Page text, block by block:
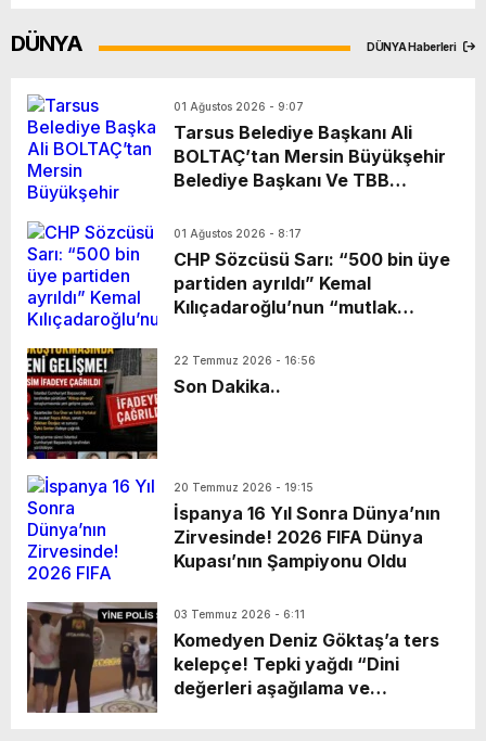
DÜNYA DÜNYA Haberleri
01 Ağustos 2026 - 9:07
Tarsus Belediye Başkanı Ali
BOLTAÇ’tan Mersin Büyükşehir
Belediye Başkanı Ve TBB
Etti Yapılan Paylaşımda; Türkiye
Belediyeler Birliği Başkanı ve
Mersin Büyükşehir Belediye
Başkanımız Sayın Vahap Seçer’i
makamında ziyaret ettik.
yerel yönetimlere ilişkin birçok
konuda fikir alışverişinde
görüşme gerçekleştirdik. Nazik
ev sahipliği ve kıymetli
değerlendirmeleri için
Başkanımız Sayın Vahap Seçer’e
01 Ağustos 2026 - 8:17
CHP Sözcüsü Sarı: “500 bin üye
partiden ayrıldı” Kemal
Kılıçadaroğlu’nun “mutlak
getirildiği Cumhuriyet Halk
Partisi Sözcüsü Müslim Sarı MYK
22 Temmuz 2026 - 16:56
Son Dakika..
20 Temmuz 2026 - 19:15
İspanya 16 Yıl Sonra Dünya’nın
Zirvesinde! 2026 FIFA Dünya
Kupası’nın Şampiyonu Oldu
03 Temmuz 2026 - 6:11
Komedyen Deniz Göktaş’a ters
kelepçe! Tepki yağdı “Dini
değerleri aşağılama ve